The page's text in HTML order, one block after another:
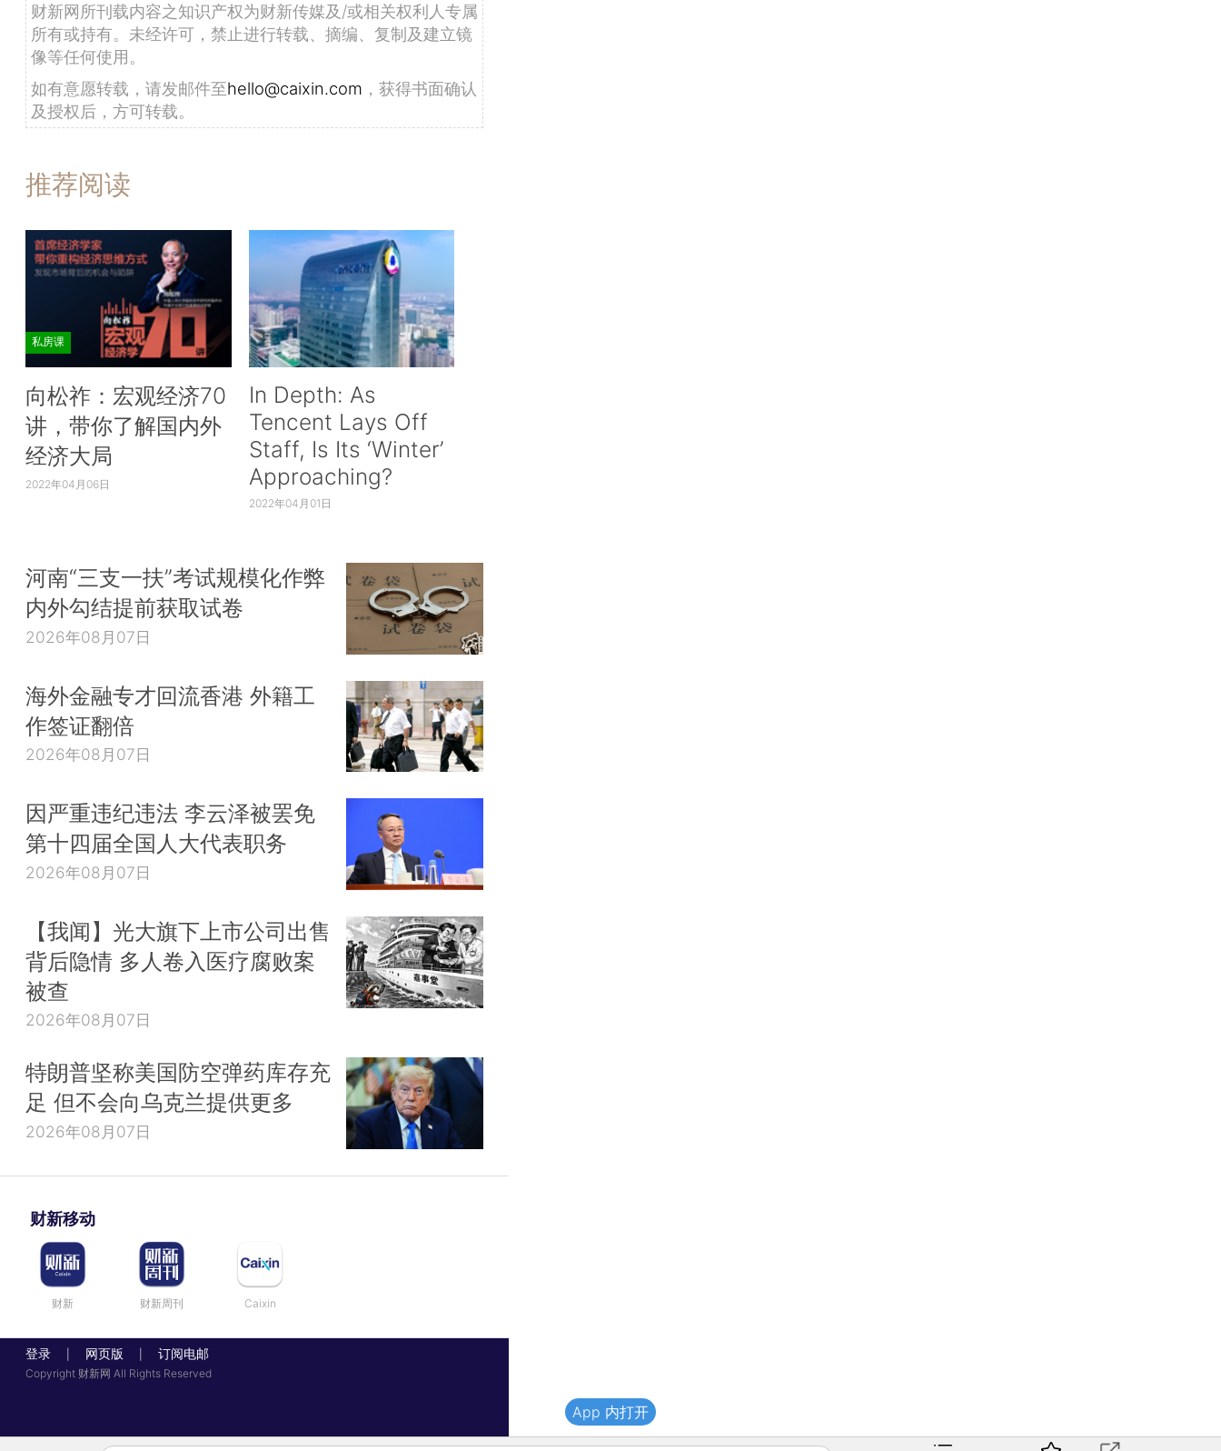
财新网所刊载内容之知识产权为财新传媒及/或相关权利人专属
所有或持有。未经许可，禁止进行转载、摘编、复制及建立镜
像等任何使用。
如有意愿转载，请发邮件至hello@caixin.com ，获得书面确认
及授权后，方可转载。
推荐阅读
私房课
向松祚：宏观经济70
讲，带你了解国内外
经济大局
2022年04月06日
In Depth: As
Tencent Lays Off
Staff, Is Its ‘Winter’
Approaching?
2022年04月01日
河南“三支一扶”考试规模化作弊
内外勾结提前获取试卷
2026年08月07日
海外金融专才回流香港 外籍工
作签证翻倍
2026年08月07日
因严重违纪违法 李云泽被罢免
第十四届全国人大代表职务
2026年08月07日
【我闻】光大旗下上市公司出售
背后隐情 多人卷入医疗腐败案
被查
2026年08月07日
特朗普坚称美国防空弹药库存充
足 但不会向乌克兰提供更多
2026年08月07日
财新移动
财新 财新周刊 Caixin
登录 网页版 订阅电邮
Copyright 财新网 All Rights Reserved
App 内打开